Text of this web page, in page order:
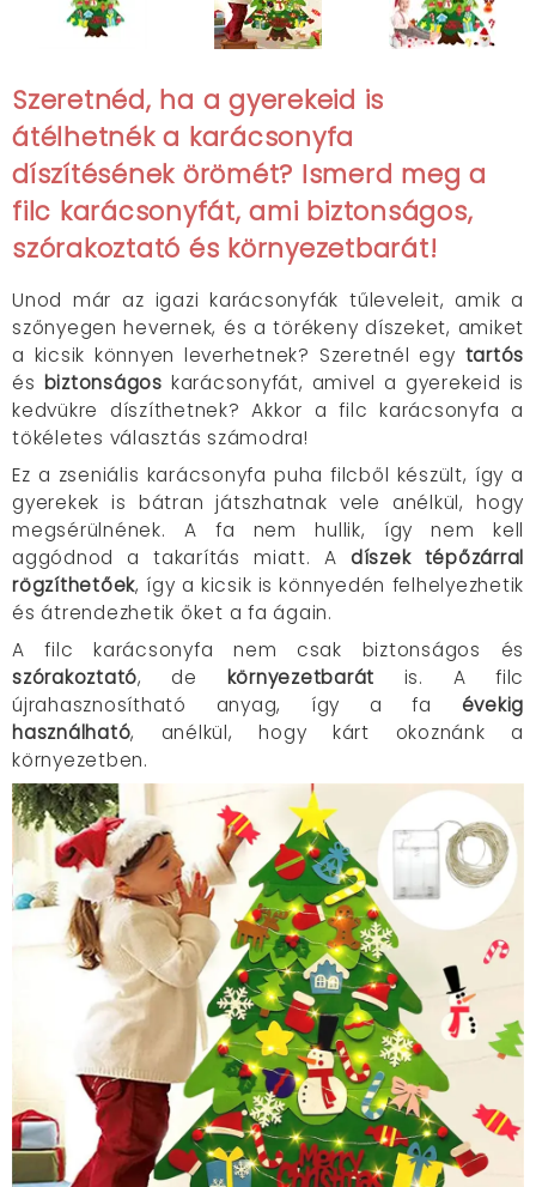
Szeretnéd, ha a gyerekeid is
átélhetnék a karácsonyfa
díszítésének örömét? Ismerd meg a
filc karácsonyfát, ami biztonságos,
szórakoztató és környezetbarát!
Unod már az igazi karácsonyfák tűleveleit, amik a
szőnyegen hevernek, és a törékeny díszeket, amiket
a kicsik könnyen leverhetnek? Szeretnél egy tartós
és biztonságos karácsonyfát, amivel a gyerekeid is
kedvükre díszíthetnek? Akkor a filc karácsonyfa a
tökéletes választás számodra!
Ez a zseniális karácsonyfa puha filcből készült, így a
gyerekek is bátran játszhatnak vele anélkül, hogy
megsérülnének. A fa nem hullik, így nem kell
aggódnod a takarítás miatt. A díszek tépőzárral
rögzíthetőek, így a kicsik is könnyedén felhelyezhetik
és átrendezhetik őket a fa ágain.
A filc karácsonyfa nem csak biztonságos és
szórakoztató, de környezetbarát is. A filc
újrahasznosítható anyag, így a fa évekig
használható, anélkül, hogy kárt okoznánk a
környezetben.